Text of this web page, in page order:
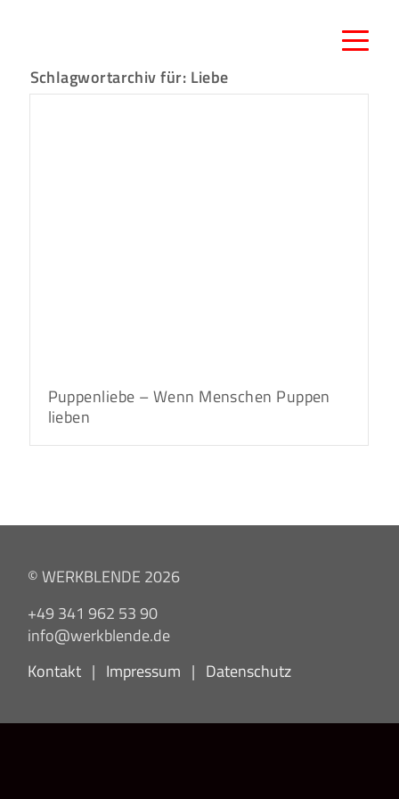
Schlagwortarchiv für: Liebe
Puppenliebe – Wenn Menschen Puppen
lieben
© WERKBLENDE 2026
+49 341 962 53 90
info@werkblende.de
Kontakt | Impressum | Datenschutz